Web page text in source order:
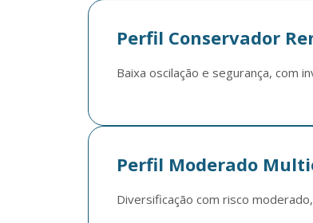
Perfil Conservador
Baixa oscilação e segurança, com
Perfil Moderado
Diversificação com risco